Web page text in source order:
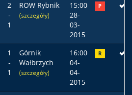
2
-
1
ROW Rybnik
(szczegóły)
15:00
28-
03-
2015
P
1
-
1
Górnik
Wałbrzych
(szczegóły)
16:00
04-
04-
2015
R